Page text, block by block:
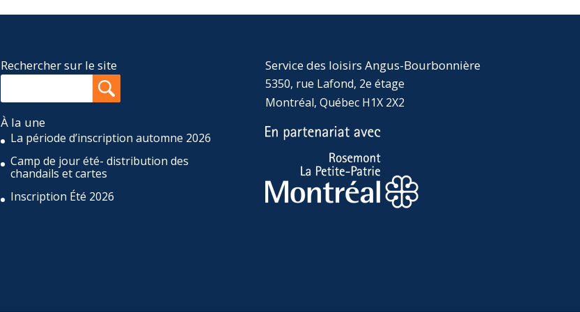
Rechercher sur le site
À la une
La période d’inscription automne 2026
Camp de jour été- distribution des
chandails et cartes
Inscription Été 2026
Service des loisirs Angus-Bourbonnière
5350, rue Lafond, 2e étage
Montréal, Québec H1X 2X2